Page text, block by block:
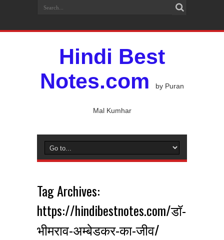
Hindi Best
Notes.com
by Puran
Mal Kumhar
Tag Archives:
https://hindibestnotes.com/डॉ-
भीमराव-अम्बेडकर-का-जीव/ ‎